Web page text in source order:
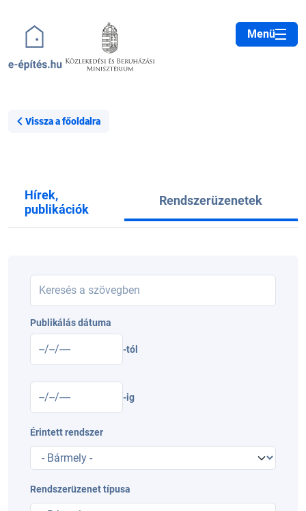
Menü
Vissza a főoldalra
Hírek,
publikációk
Rendszerüzenetek
Publikálás dátuma
-tól
-ig
Érintett rendszer
Rendszerüzenet típusa